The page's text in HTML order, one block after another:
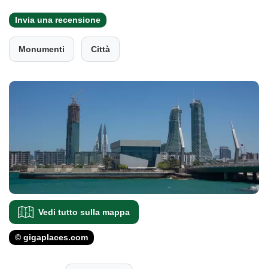
Invia una recensione
Monumenti Città
Vedi tutto sulla mappa
© gigaplaces.com